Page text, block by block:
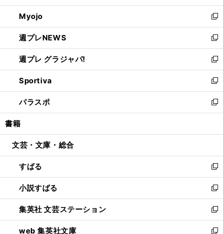
開
く
ウ
で
開
く
ン
ド
ウ
で
開
く
ウ
ィ
ン
ド
ウ
で
開
く
Myojo
新
し
い
ウ
ィ
ン
ド
ウ
で
開
週プレNEWS
新
し
い
ウ
ィ
ン
ド
ウ
開
週プレ グラジャパ!
新
し
い
ウ
ィ
ン
ウ
開
く
Sportiva
新
し
い
ウ
ン
ウ
で
開
く
パラスポ
新
し
ウ
ン
ド
ウ
で
開
く
書籍
文芸・文庫・総合
すばる
新
し
い
ウ
ィ
ン
ド
小説すばる
新
し
い
ウ
ィ
集英社 文芸ステーション
新
し
web 集英社文庫